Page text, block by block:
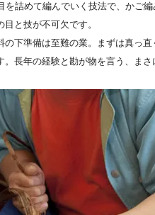
詰めて編んでいく技法で、かご
と技が不可欠です。
下準備は至難の業。まずは真っ
長年の経験と勘が物を言う、まさ